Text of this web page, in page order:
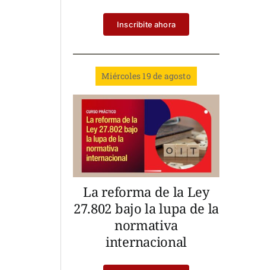
Inscribite ahora
Miércoles 19 de agosto
La reforma de la Ley
27.802 bajo la lupa de la
normativa
internacional